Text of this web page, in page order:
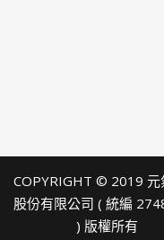
COPYRIGHT © 2019 元
股份有限公司 ( 統編
) 版權所有